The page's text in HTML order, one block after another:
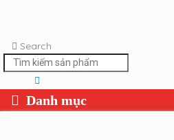
Search